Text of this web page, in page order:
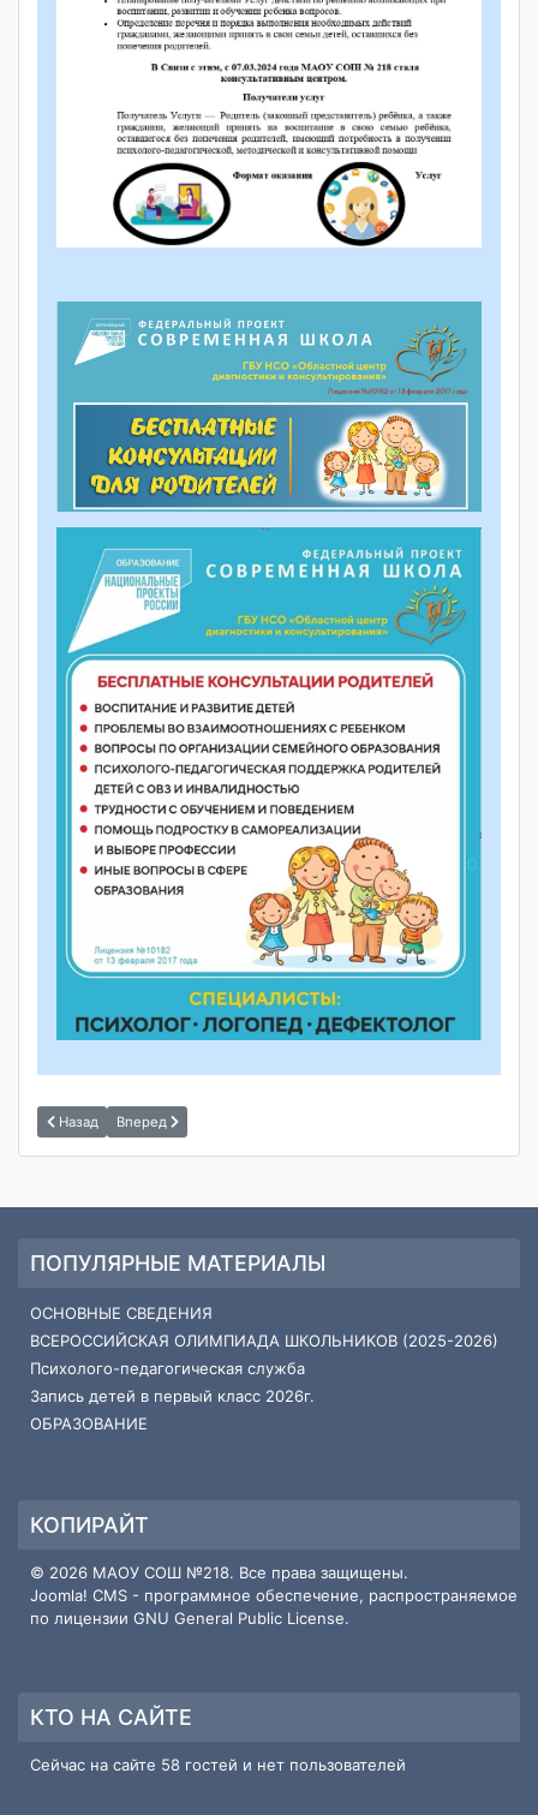
Назад Вперед
ПОПУЛЯРНЫЕ МАТЕРИАЛЫ
ОСНОВНЫЕ СВЕДЕНИЯ
ВСЕРОССИЙСКАЯ ОЛИМПИАДА ШКОЛЬНИКОВ (2025-2026)
Психолого-педагогическая служба
Запись детей в первый класс 2026г.
ОБРАЗОВАНИЕ
КОПИРАЙТ
© 2026 МАОУ СОШ №218. Все права защищены.
Joomla! CMS - программное обеспечение, распространяемое
по лицензии GNU General Public License.
КТО НА САЙТЕ
Сейчас на сайте 58 гостей и нет пользователей